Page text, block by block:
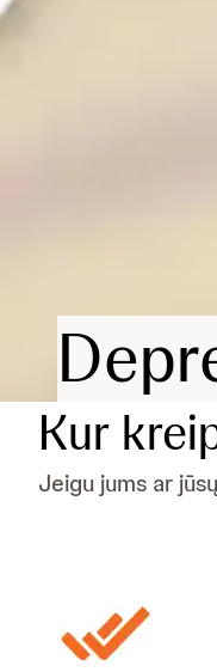
Kur
Jeigu jums ar